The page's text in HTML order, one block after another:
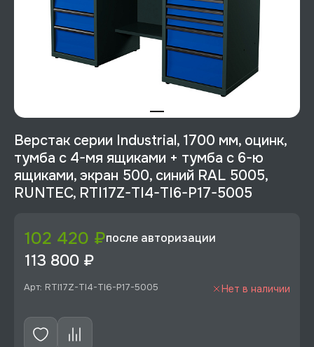
Верстак серии Industrial, 1700 мм, оцинк,
тумба с 4-мя ящиками + тумба с 6-ю
ящиками, экран 500, синий RAL 5005,
RUNTEC, RTI17Z-TI4-TI6-P17-5005
102 420 ₽после авторизации
113 800 ₽
Арт: RTI17Z-TI4-TI6-P17-5005 Нет в наличии